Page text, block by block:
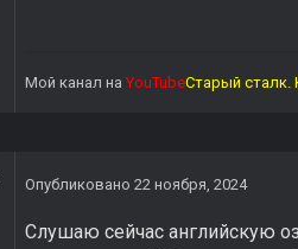
Мой канал наYouTubeСтарый сталк.
Опубликовано 22 ноября, 2024
Слушаю сейчас английскую